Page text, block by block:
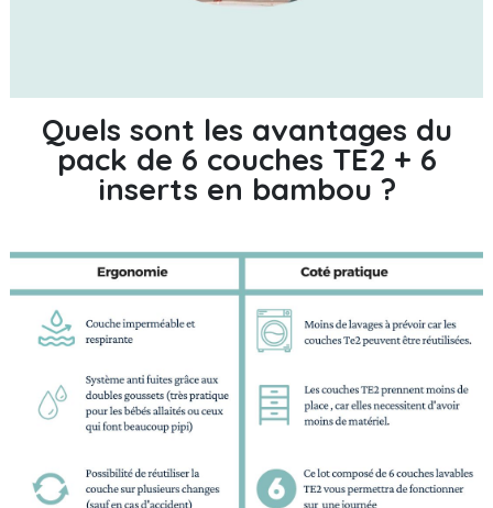
Quels sont les avantages du
pack de 6 couches TE2 + 6
inserts en bambou ?